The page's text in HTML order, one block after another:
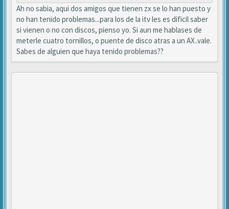
Ah no sabia, aqui dos amigos que tienen zx se lo han puesto y
no han tenido problemas...para los de la itv les es dificil saber
si vienen o no con discos, pienso yo. Si aun me hablases de
meterle cuatro tornillos, o puente de disco atras a un AX..vale.
Sabes de alguien que haya tenido problemas??